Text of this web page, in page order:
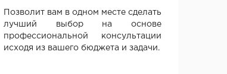
Позволит вам в одном месте сделать
лучший выбор на основе
профессиональной консультации
исходя из вашего бюджета и задачи.